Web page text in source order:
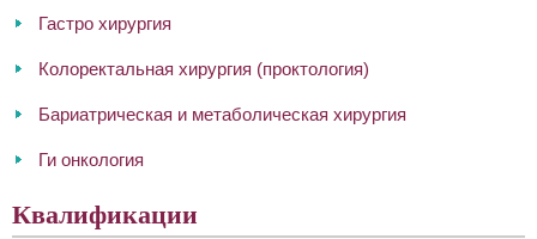
Гастро хирургия
Колоректальная хирургия (проктология)
Бариатрическая и метаболическая хирургия
Ги онкология
Квалификации